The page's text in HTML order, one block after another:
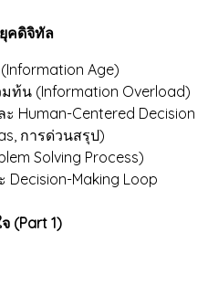
คดิจิทัล
Age)
ท้น (Information Overload)
Human-Centered Decision
การด่วนสรุป)
Solving Process)
Decision-Making Loop
(Part 1)